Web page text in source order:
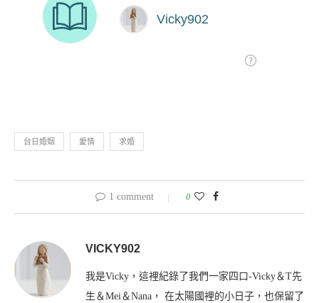
台日婚姻 愛情 求婚
1 comment 0
VICKY902
我是Vicky，這裡紀錄了我們一家四口-Vicky＆T先
生＆Mei＆Nana， 在太陽國裡的小日子，也保留了